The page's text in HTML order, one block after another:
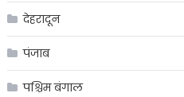
देहरादून
पंजाब
पश्चिम बंगाल